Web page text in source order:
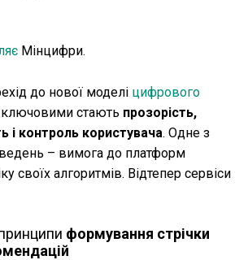
Мінцифри.
до нової моделі цифрового
стають прозорість,
і контроль користувача. Одне з
– вимога до платформ
своїх алгоритмів. Відтепер сервіси
формування стрічки